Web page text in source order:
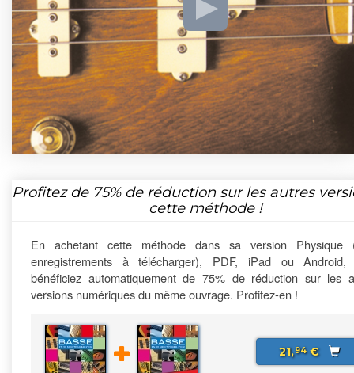
Profitez de 75%de réduction sur les autres
cette méthode !
En achetant cette méthode dans sa version Physique
enregistrements à télécharger), PDF, iPad ou Android,
bénéficiez automatiquement de 75% de réduction sur les
versions numériques du même ouvrage. Profitez-en !
21,94€